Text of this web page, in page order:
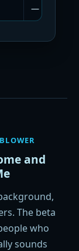
—
and
The beta
who
sounds